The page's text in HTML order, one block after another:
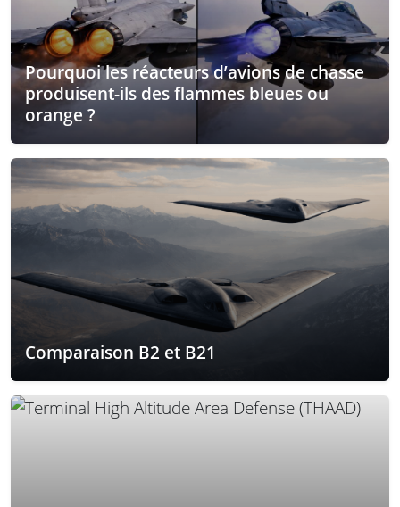
Pourquoi les réacteurs d’avions de chasse
produisent-ils des flammes bleues ou
orange ?
Comparaison B2 et B21